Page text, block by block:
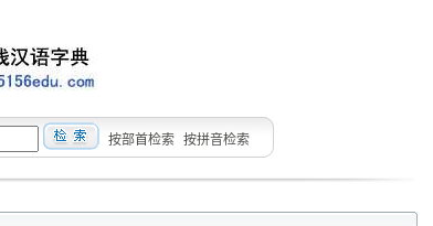
按部首检索 按拼音检索